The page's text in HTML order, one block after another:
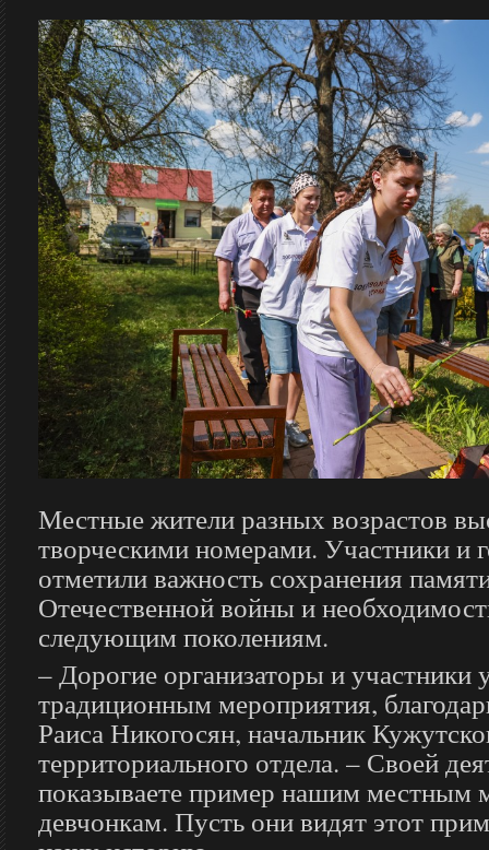
Местные жители разных возрастов
творческими номерами. Участники и
отметили важность сохранения
Отечественной войны и
следующим поколениям.
– Дорогие организаторы и участники
традиционным мероприятия,
Раиса Никогосян, начальник
территориального отдела. – Своей
показываете пример нашим местным
девчонкам. Пусть они видят этот